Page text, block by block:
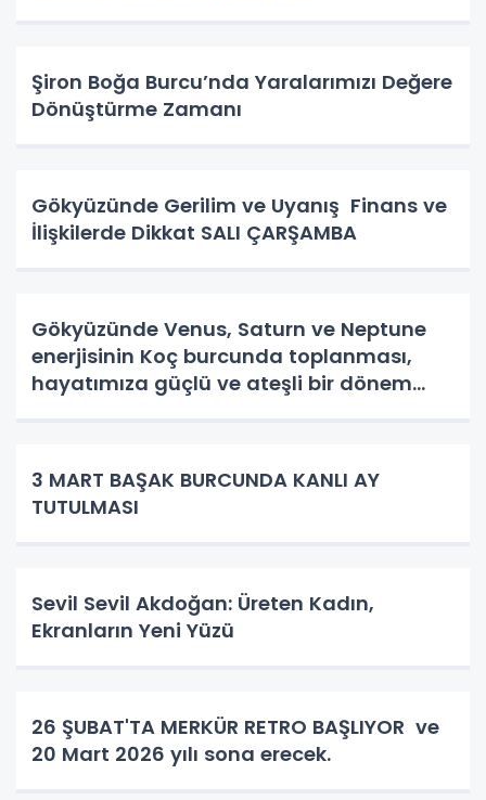
Şiron Boğa Burcu’nda Yaralarımızı Değere
Dönüştürme Zamanı
Gökyüzünde Gerilim ve Uyanış Finans ve
İlişkilerde Dikkat SALI ÇARŞAMBA
Gökyüzünde Venus, Saturn ve Neptune
enerjisinin Koç burcunda toplanması,
hayatımıza güçlü ve ateşli bir dönem
3 MART BAŞAK BURCUNDA KANLI AY
TUTULMASI
Sevil Sevil Akdoğan: Üreten Kadın,
Ekranların Yeni Yüzü
26 ŞUBAT'TA MERKÜR RETRO BAŞLIYOR ve
20 Mart 2026 yılı sona erecek.